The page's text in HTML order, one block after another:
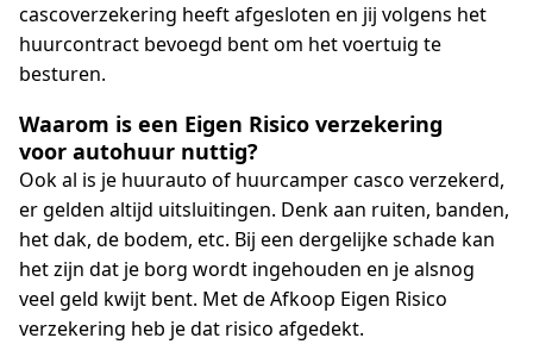
cascoverzekering heeft afgesloten en jij volgens het
huurcontract bevoegd bent om het voertuig te
besturen.
Waarom is een Eigen Risico verzekering
voor autohuur nuttig?
Ook al is je huurauto of huurcamper casco verzekerd,
er gelden altijd uitsluitingen. Denk aan ruiten, banden,
het dak, de bodem, etc. Bij een dergelijke schade kan
het zijn dat je borg wordt ingehouden en je alsnog
veel geld kwijt bent. Met de Afkoop Eigen Risico
verzekering heb je dat risico afgedekt.